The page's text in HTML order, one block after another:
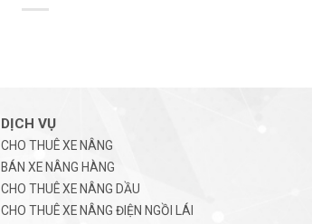
DỊCH VỤ
CHO THUÊ XE NÂNG
BÁN XE NÂNG HÀNG
CHO THUÊ XE NÂNG DẦU
CHO THUÊ XE NÂNG ĐIỆN NGỒI LÁI